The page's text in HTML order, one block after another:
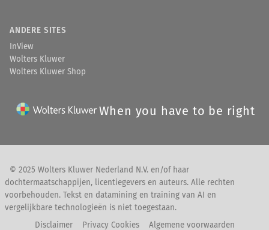
ANDERE SITES
InView
Wolters Kluwer
Wolters Kluwer Shop
When you have to be right
© 2025 Wolters Kluwer Nederland N.V. en/of haar
dochtermaatschappijen, licentiegevers en auteurs. Alle rechten
voorbehouden. Tekst en datamining en training van AI en
vergelijkbare technologieën is niet toegestaan.
Disclaimer
Privacy Cookies Algemene voorwaarden